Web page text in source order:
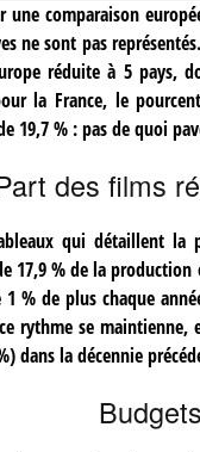
une comparaison
ne sont pas
réduite à 5 pays,
la France, le
19,7 % : pas de quoi
des films
qui détaillent
17,9 % de la production
% de plus chaque
rythme se maintienne,
dans la décennie